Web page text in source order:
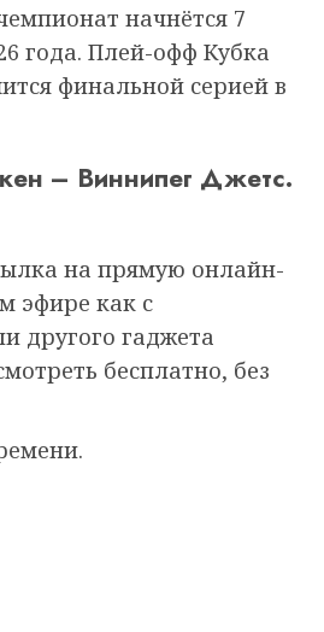
начнётся 7
года. Плей-офф Кубка
финальной серией в
– Виннипег Джетс.
на прямую онлайн-
эфире как с
другого гаджета
бесплатно, без